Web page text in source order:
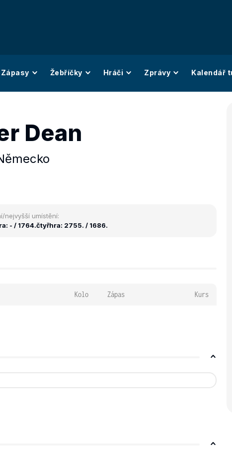
Zápasy Žebříčky Hráči Zprávy Kalendář
Dean
nejvyšší umístění:
- / 1764.čtyřhra: 2755. / 1686.
Kolo Zápas Kurs